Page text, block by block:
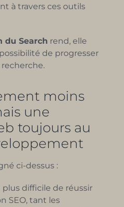
à travers ces outils
du Search rend, elle
de progresser
moins
une
toujours au
ci-dessus :
plus difficile de réussir
SEO, tant les